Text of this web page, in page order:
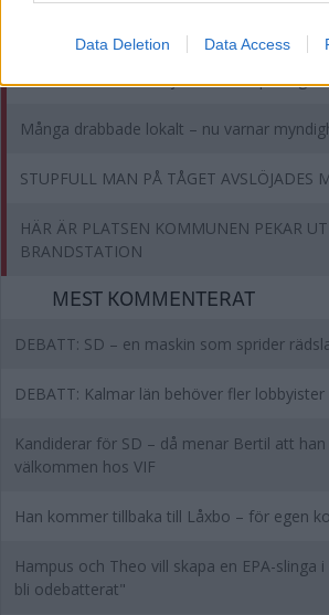
Data Deletion Data Access
Klockan klämtar – är jätteaffären på väg
Många drabbade lokalt – nu varnar
STUPFULL MAN PÅ TÅGET AVSLÖJADES
HÄR ÄR PLATSEN KOMMUNEN PEKAR
BRANDSTATION
MEST KOMMENTERAT
DEBATT: SD – en maskin som sprider
DEBATT: Kalmar län behöver fler lobbyister
Kandiderar för SD – då menar Bertil att
välkommen hos VIF
Han kommer tillbaka till Låxbo – för egen
Hampus och Theo vill skapa en EPA-slinga
bli odebatterat"